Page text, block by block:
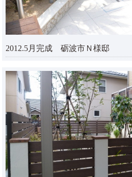
2012.5月完成 砺波市Ｎ様邸